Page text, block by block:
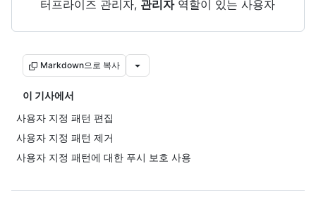
터프라이즈 관리자, 관리자역할이 있는 사용자
Markdown으로 복사
이 기사에서
사용자 지정 패턴 편집
사용자 지정 패턴 제거
사용자 지정 패턴에 대한 푸시 보호 사용